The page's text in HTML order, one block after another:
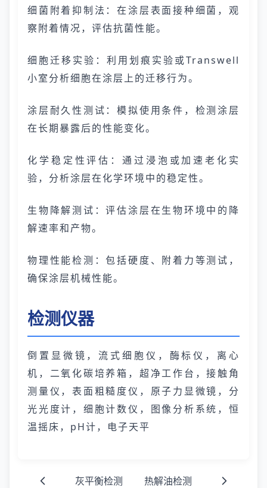
细菌附着抑制法：在涂层表面接种细菌，观
察附着情况，评估抗菌性能。
细胞迁移实验：利用划痕实验或Transwell
小室分析细胞在涂层上的迁移行为。
涂层耐久性测试：模拟使用条件，检测涂层
在长期暴露后的性能变化。
化学稳定性评估：通过浸泡或加速老化实
验，分析涂层在化学环境中的稳定性。
生物降解测试：评估涂层在生物环境中的降
解速率和产物。
物理性能检测：包括硬度、附着力等测试，
确保涂层机械性能。
检测仪器
倒置显微镜，流式细胞仪，酶标仪，离心
机，二氧化碳培养箱，超净工作台，接触角
测量仪，表面粗糙度仪，原子力显微镜，分
光光度计，细胞计数仪，图像分析系统，恒
温摇床，pH计，电子天平
灰平衡检测 热解油检测